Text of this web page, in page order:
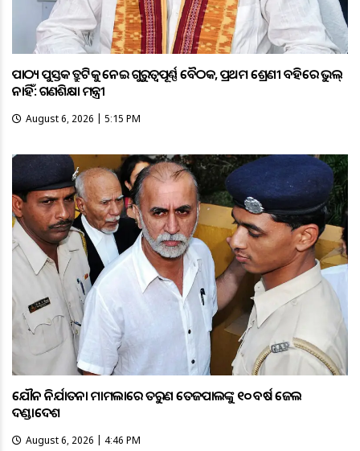
ପାଠ୍ୟ ପୁସ୍ତକ ତ୍ରୁଟିକୁ ନେଇ ଗୁରୁତ୍ବପୂର୍ଣ୍ଣ ବୈଠକ, ପ୍ରଥମ ଶ୍ରେଣୀ ବହିରେ ଭୁଲ୍
ନାହିଁ: ଗଣଶିକ୍ଷା ମନ୍ତ୍ରୀ
August 6, 2026 | 5:15 PM
ଯୌନ ନିର୍ଯାତନା ମାମଲାରେ ତରୁଣ ତେଜପାଲଙ୍କୁ ୧୦ ବର୍ଷ ଜେଲ
ଦଣ୍ଡାଦେଶ
August 6, 2026 | 4:46 PM